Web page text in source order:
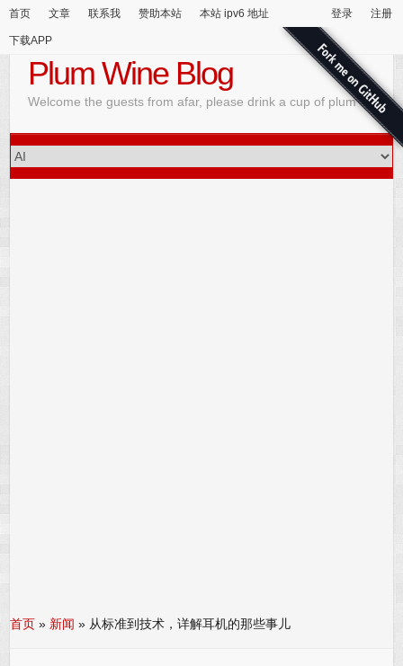
首页 文章 联系我 赞助本站 本站 ipv6 地址
下载APP
登录 注册
Plum Wine Blog
Welcome the guests from afar, please drink a cup of plum wine
首页 » 新闻 » 从标准到技术，详解耳机的那些事儿